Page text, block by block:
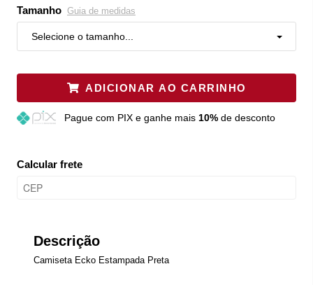
Tamanho Guia de medidas
Selecione o tamanho...
ADICIONAR AO CARRINHO
Pague com PIX e ganhe mais 10%de desconto
Calcular frete
Descrição
Camiseta Ecko Estampada Preta